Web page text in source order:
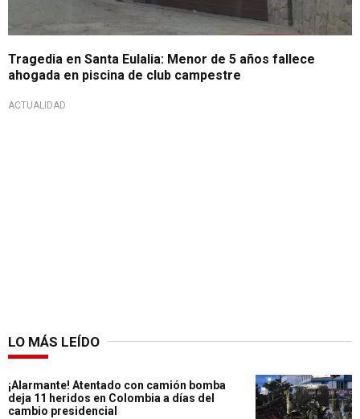
Tragedia en Santa Eulalia: Menor de 5 años fallece
ahogada en piscina de club campestre
ACTUALIDAD
LO MÁS LEÍDO
¡Alarmante! Atentado con camión bomba
deja 11 heridos en Colombia a días del
cambio presidencial